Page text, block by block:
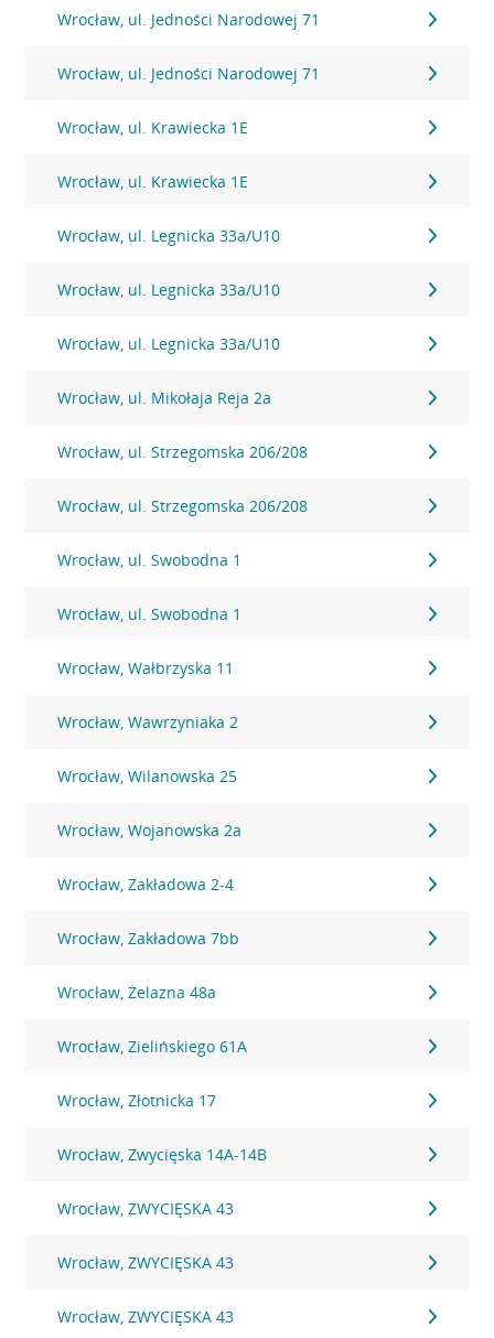
Wrocław, ul. Jedności Narodowej 71
Wrocław, ul. Jedności Narodowej 71
Wrocław, ul. Krawiecka 1E
Wrocław, ul. Krawiecka 1E
Wrocław, ul. Legnicka 33a/U10
Wrocław, ul. Legnicka 33a/U10
Wrocław, ul. Legnicka 33a/U10
Wrocław, ul. Mikołaja Reja 2a
Wrocław, ul. Strzegomska 206/208
Wrocław, ul. Strzegomska 206/208
Wrocław, ul. Swobodna 1
Wrocław, ul. Swobodna 1
Wrocław, Wałbrzyska 11
Wrocław, Wawrzyniaka 2
Wrocław, Wilanowska 25
Wrocław, Wojanowska 2a
Wrocław, Zakładowa 2-4
Wrocław, Zakładowa 7bb
Wrocław, Żelazna 48a
Wrocław, Zielińskiego 61A
Wrocław, Złotnicka 17
Wrocław, Zwycięska 14A-14B
Wrocław, ZWYCIĘSKA 43
Wrocław, ZWYCIĘSKA 43
Wrocław, ZWYCIĘSKA 43